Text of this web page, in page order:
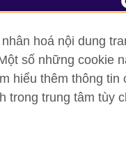
trang
hoá nội dung
số những cookie
hiểu thêm thông tin
trong trung tâm tùy